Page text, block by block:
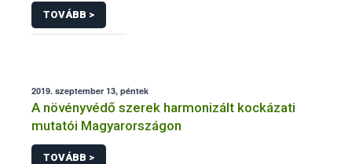
TOVÁBB >
2019. szeptember 13, péntek
A növényvédő szerek harmonizált kockázati
mutatói Magyarországon
TOVÁBB >